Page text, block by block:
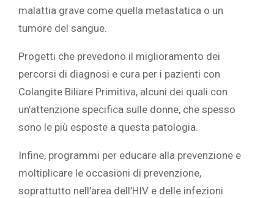
malattia grave come quella metastatica o un
tumore del sangue.
Progetti che prevedono il miglioramento dei
percorsi di diagnosi e cura per i pazienti con
Colangite Biliare Primitiva, alcuni dei quali con
un’attenzione specifica sulle donne, che spesso
sono le più esposte a questa patologia.
Infine, programmi per educare alla prevenzione e
moltiplicare le occasioni di prevenzione,
soprattutto nell’area dell’HIV e delle infezioni